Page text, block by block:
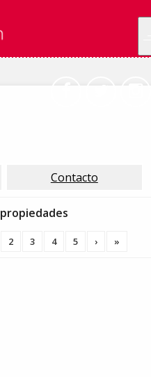
Contacto
propiedades
2 3 4 5 › »